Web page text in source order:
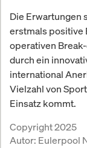
Die Erwartungen
erstmals positive
operativen
durch ein
international
Vielzahl von
Einsatz kommt.
Copyright 2025
Autor: Eulerpool